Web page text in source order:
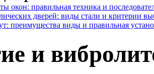
окон: правильная техника и
дверей: виды стали и критерии
преимущества виды и правильная
и